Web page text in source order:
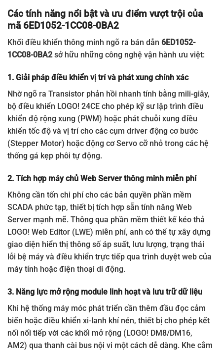
Các tính năng nổi bật và ưu điểm vượt trội của
mã 6ED1052-1CC08-0BA2
Khối điều khiển thông minh ngõ ra bán dẫn 6ED1052-
1CC08-0BA2sở hữu những công nghệ vận hành ưu việt:
1. Giải pháp điều khiển vị trí và phát xung chính xác
Nhờ ngõ ra Transistor phản hồi nhanh tính bằng mili-giây,
bộ điều khiển LOGO! 24CE cho phép kỹ sư lập trình điều
khiển độ rộng xung (PWM) hoặc phát chuỗi xung điều
khiển tốc độ và vị trí cho các cụm driver động cơ bước
(Stepper Motor) hoặc động cơ Servo cỡ nhỏ trong các hệ
thống gá kẹp phôi tự động.
2. Tích hợp máy chủ Web Server thông minh miễn phí
Không cần tốn chi phí cho các bản quyền phần mềm
SCADA phức tạp, thiết bị tích hợp sẵn tính năng Web
Server mạnh mẽ. Thông qua phần mềm thiết kế kéo thả
LOGO! Web Editor (LWE) miễn phí, anh có thể tự xây dựng
giao diện hiển thị thông số áp suất, lưu lượng, trạng thái
lỗi bệ máy và điều khiển trực tiếp qua trình duyệt web của
máy tính hoặc điện thoại di động.
3. Năng lực mở rộng module linh hoạt và lưu trữ dữ liệu
Khi hệ thống máy móc phát triển cần thêm đầu đọc cảm
biến hoặc điều khiển xi-lanh khí nén, thiết bị cho phép kết
nối nối tiếp với các khối mở rộng (LOGO! DM8/DM16,
AM2) qua thanh cài bus nội vi một cách dễ dàng. Khe cắm